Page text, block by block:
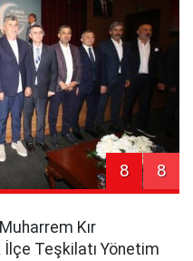
8 8
Kır
İlçe Teşkilatı Yönetim